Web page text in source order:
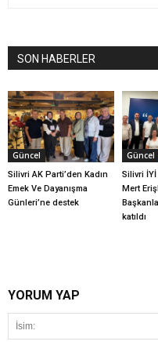
SON HABERLER
Güncel
Silivri AK Parti’den Kadın
Emek Ve Dayanışma
Günleri’ne destek
Güncel
Silivri İYİ
Mert
katıldı
YORUM YAP